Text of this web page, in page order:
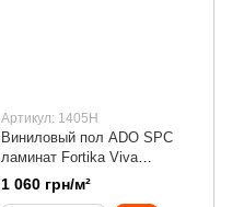
Артикул: 1405H
Виниловый пол ADO SPC
ламинат Fortika Viva
Herringbone Платано 1405
1 060 грн/м²